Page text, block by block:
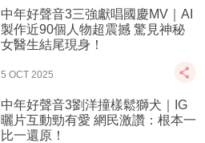
中年好聲音3三強獻唱國慶MV｜AI
製作近90個人物超震撼 驚見神秘
女醫生結尾現身！
5 OCT 2025
中年好聲音3劉洋撞樣鬆獅犬｜IG
曬片互動勁有愛 網民激讚：根本一
比一還原！